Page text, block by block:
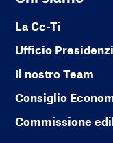
La Cc-Ti
Ufficio
Il nostro Team
Consiglio
Commissione